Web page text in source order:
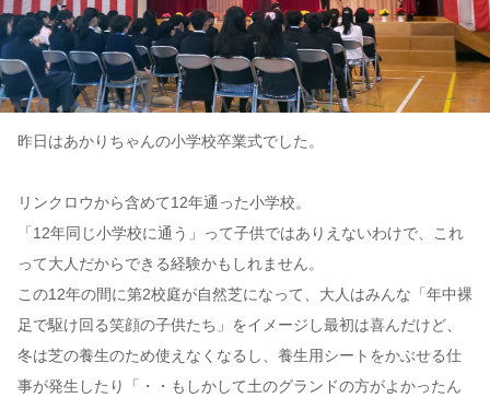
昨日はあかりちゃんの小学校卒業式でした。
リンクロウから含めて12年通った小学校。
「12年同じ小学校に通う」って子供ではありえないわけで、これ
って大人だからできる経験かもしれません。
この12年の間に第2校庭が自然芝になって、大人はみんな「年中裸
足で駆け回る笑顔の子供たち」をイメージし最初は喜んだけど、
冬は芝の養生のため使えなくなるし、養生用シートをかぶせる仕
事が発生したり「・・もしかして土のグランドの方がよかったん